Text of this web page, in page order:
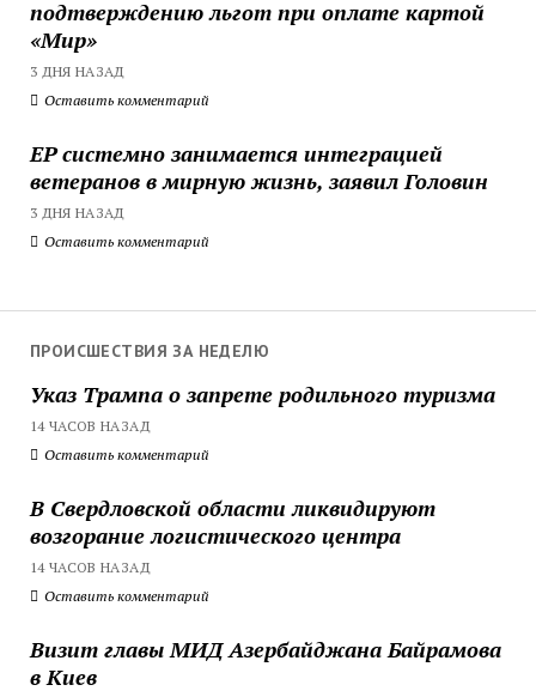
подтверждению льгот при оплате картой
«Мир»
3 ДНЯ НАЗАД
Оставить комментарий
ЕР системно занимается интеграцией
ветеранов в мирную жизнь, заявил Головин
3 ДНЯ НАЗАД
Оставить комментарий
ПРОИСШЕСТВИЯ ЗА НЕДЕЛЮ
Указ Трампа о запрете родильного туризма
14 ЧАСОВ НАЗАД
Оставить комментарий
В Свердловской области ликвидируют
возгорание логистического центра
14 ЧАСОВ НАЗАД
Оставить комментарий
Визит главы МИД Азербайджана Байрамова
в Киев